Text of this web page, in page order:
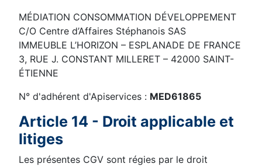
MÉDIATION CONSOMMATION DÉVELOPPEMENT
C/O Centre d’Affaires Stéphanois SAS
IMMEUBLE L’HORIZON – ESPLANADE DE FRANCE
3, RUE J. CONSTANT MILLERET – 42000 SAINT-
ÉTIENNE
N° d'adhérent d'Apiservices : MED61865
Article 14 - Droit applicable et
litiges
Les présentes CGV sont régies par le droit